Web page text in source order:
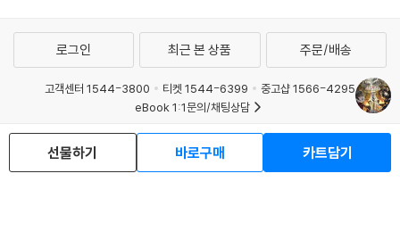
선물하기 바로구매 카트담기
로그인 최근 본 상품 주문/배송
고객센터 1544-3800 티켓 1544-6399
중고샵 1566-4295
eBook 1:1문의/채팅상담
예스이십사(주) 사업자 정보
이용약관
개인정보처리방침
청소년보호정책